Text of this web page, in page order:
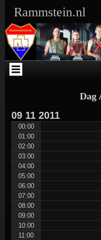
Rammstein.nl
The Original
Dag
09 11 2011
00:00
01:00
02:00
03:00
04:00
05:00
06:00
07:00
08:00
09:00
10:00
11:00